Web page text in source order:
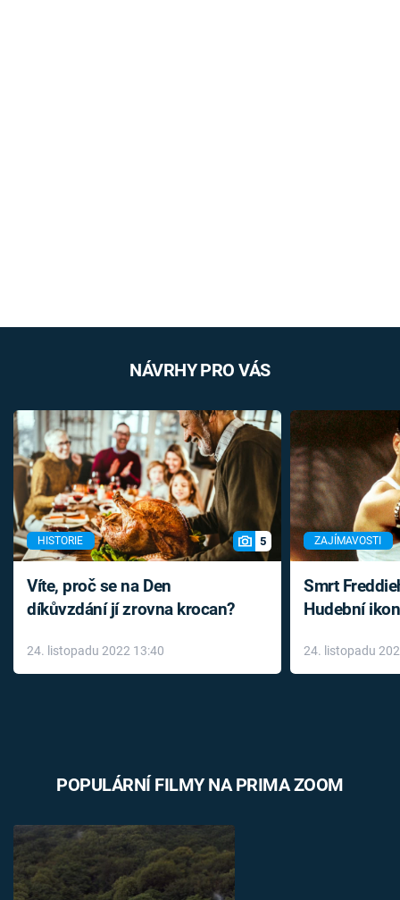
NÁVRHY PRO VÁS
HISTORIE 5
Víte, proč se na Den
díkůvzdání jí zrovna krocan?
24. listopadu 2022 13:40
ZAJÍMAVOSTI
Smrt
Hudební
léky
24. listopadu
POPULÁRNÍ FILMY NA PRIMA ZOOM